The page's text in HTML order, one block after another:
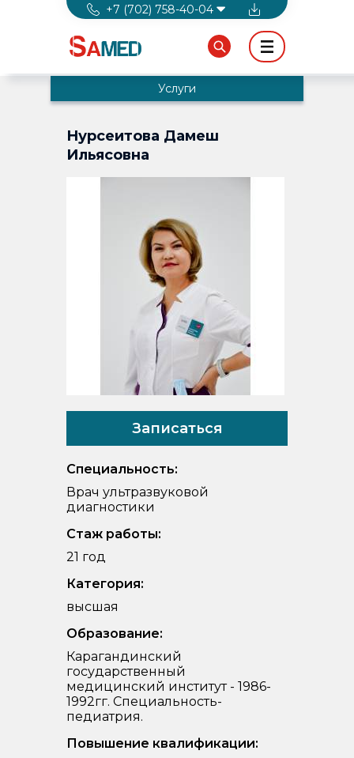
Перейти к основному содержанию
+7 (702) 758-40-04
Услуги
Нурсеитова Дамеш
Ильясовна
Записаться
Специальность:
Врач ультразвуковой
диагностики
Стаж работы:
21 год
Категория:
высшая
Образование:
Карагандинский
государственный
медицинский институт - 1986-
1992гг. Специальность-
педиатрия.
Повышение квалификации: